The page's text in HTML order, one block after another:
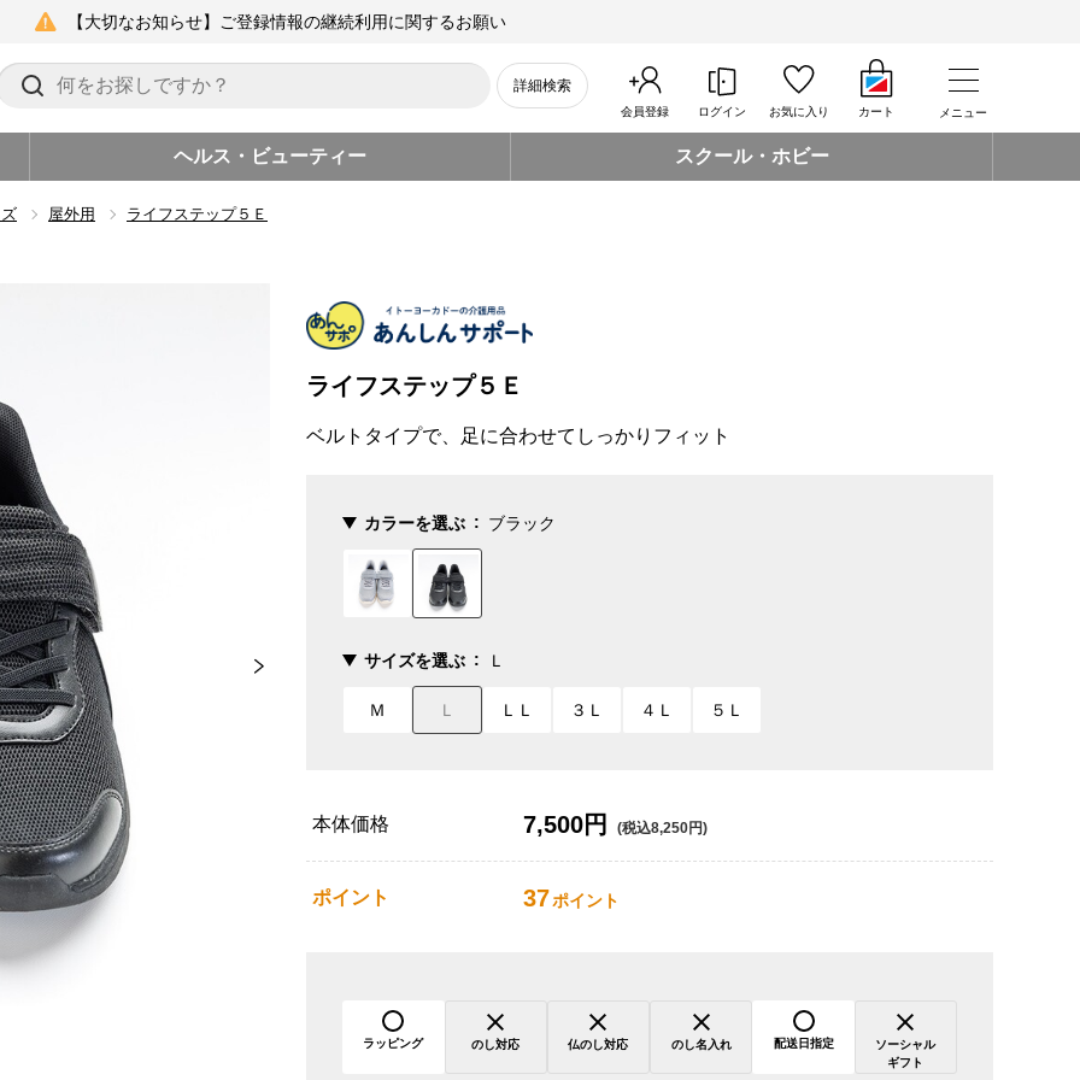
【大切なお知らせ】ご登録情報の継続利用に関するお願い
詳細検索
会員登録 ログイン お気に入り カート メニュー
ヘルス・ビューティー スクール・ホビー
屋外用 ライフステップ５Ｅ
ライフステップ５Ｅ
ベルトタイプで、足に合わせてしっかりフィット
カラーを選ぶ ブラック
サイズを選ぶ Ｌ
Ｍ Ｌ ＬＬ ３Ｌ ４Ｌ ５Ｌ
本体価格 7,500円 (税込8,250円)
ポイント 37ポイント
ラッピング のし対応 仏のし対応 のし名入れ 配送日指定
ソーシャル
ギフト